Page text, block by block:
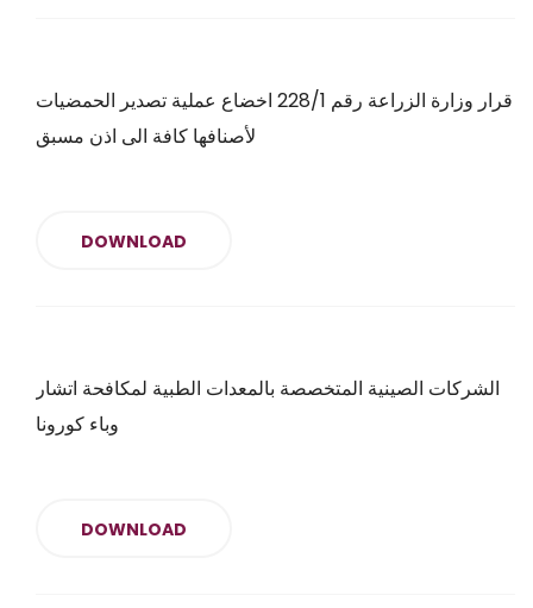
قرار وزارة الزراعة رقم 228/1 اخضاع عملية تصدير الحمضيات
لأصنافها كافة الى اذن مسبق
DOWNLOAD
الشركات الصينية المتخصصة بالمعدات الطبية لمكافحة اتشار
وباء كورونا
DOWNLOAD